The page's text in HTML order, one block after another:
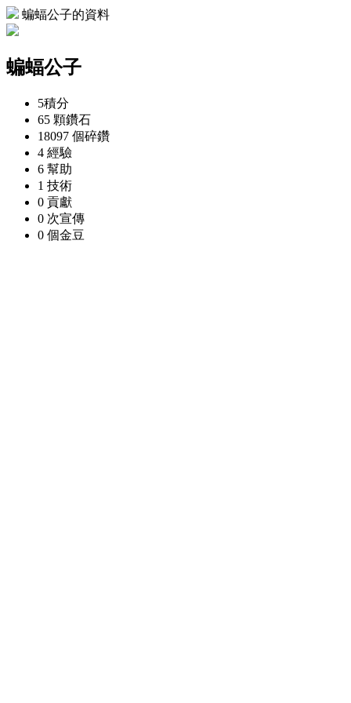
蝙蝠公子的資料
蝙蝠公子
5積分
65 顆鑽石
18097 個碎鑽
4 經驗
6 幫助
1 技術
0 貢獻
0 次宣傳
0 個金豆